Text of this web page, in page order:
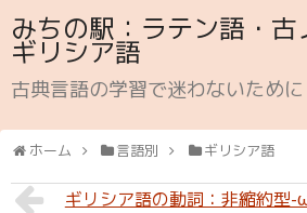
みちの駅：ラテン語・古
ギリシア語
古典言語の学習で迷わないために
ホーム 言語別 ギリシア語
ギリシア語の動詞：非縮約型-